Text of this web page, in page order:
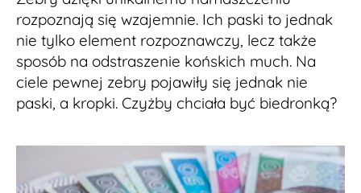
rozpoznają się wzajemnie. Ich paski to jednak
nie tylko element rozpoznawczy, lecz także
sposób na odstraszenie końskich much. Na
ciele pewnej zebry pojawiły się jednak nie
paski, a kropki. Czyżby chciała być biedronką?